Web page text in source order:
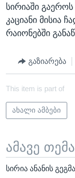
სირიაში
კაციანი მისია
რაიონებში
გაზიარება
This item is part of
ახალი ამბები
ამავე
სირია ანანის